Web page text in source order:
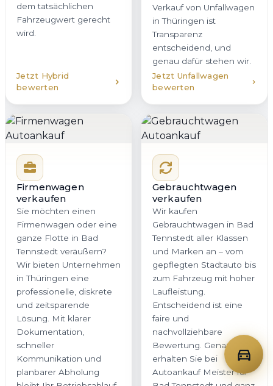
dem tatsächlichen
Fahrzeugwert gerecht
wird.
Jetzt Hybrid
bewerten
Verkauf von Unfallwagen
in Thüringen ist
Transparenz
entscheidend, und
genau dafür stehen wir.
Jetzt Unfallwagen
bewerten
Firmenwagen
verkaufen
Sie möchten einen
Firmenwagen oder eine
ganze Flotte in Bad
Tennstedt veräußern?
Wir bieten Unternehmen
in Thüringen eine
professionelle, diskrete
und zeitsparende
Lösung. Mit klarer
Dokumentation,
schneller
Kommunikation und
planbarer Abholung
Gebrauchtwagen
verkaufen
Wir kaufen
Gebrauchtwagen in Bad
Tennstedt aller Klassen
und Marken an – vom
gepflegten Stadtauto bis
zum Fahrzeug mit hoher
Laufleistung.
Entscheidend ist eine
faire und
nachvollziehbare
Bewertung. Genau das
erhalten Sie bei
Autoankauf Meister für